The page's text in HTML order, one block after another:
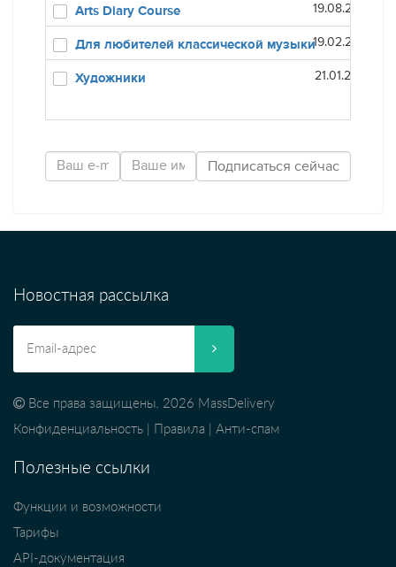
Arts Diary Course 19.08.20
Для любителей классической музыки19.02.20
Художники 21.01.20
Новостная рассылка
Все права защищены. 2026 MassDelivery
Конфиденциальность
Правила Анти-спам
Полезные ссылки
Функции и возможности
Тарифы
API-документация